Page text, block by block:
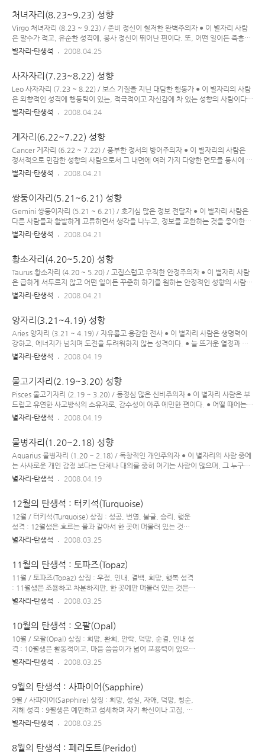
외모를 잘 가꿀 줄도 안다. 또, 기본적으로 평화를 사랑하며 예의 바르고 사교적인 성
향의 사람들이다. ● 이 별자리 사람은 극단적인 상황, 극단적인 견해를 싫어하며 타
인이 자신에 대해 비판을 가하는 것 또한 견디기 힘들어한다. ● 이들은 타인들과의
관계에 있어서 양보도 잘하고, 별 트..
처녀자리(8.23~9.23) 성향
Virgo 처녀자리 (8.23 ~ 9.23) / 준비 정신이 철저한 완벽주의자 ● 이 별자리 사람
은 말수가 적고, 유순한 성격에, 봉사 정신이 뛰어난 편이다. 또, 어떤 일이든 즉흥적
으로 처리하기 보다는 철저하게 계획을 세워서 행하기를 원하는 완벽주의자이다. ●
고 분석적이며 완벽주의자적인 성향을 보이고, 사물에 대한 기준치가 높아서 때론 자
기 기준에 맞지 않는 타인에 대해 배척하게 됨으로써 까다로운 사람이란 인상을 심어
주기도 한다. ● 이 별자리의 사람은 정확하고 섬세한 성격에, 매사 조심성이 있고 부
지런하며, 계획적이고 현실적인 성향을 지니..
별자리-탄생석 2008.04.25
사자자리(7.23~8.22) 성향
Leo 사자자리 (7.23 ~ 8.22) / 보스 기질을 지닌 대담한 행동가 ● 이 별자리의 사람
은 외향적인 성격에 행동력이 있는, 적극적이고 자신감에 차 있는 성향의 사람이다.
기본적인 리더쉽이 있으며, 자신이 남에게 명령을 받거나 이끌려 가는 것은 싫어한
로 관대한 편이다. ● 사자자리 사람은 대담하고 정열적이며, 때론 성질 급한 면을 보
이기도 한다. 대체로는 따뜻하고 밝은 기운을 가진 사람들이기에 우울증에 빠진다거
나 하는 일은 드물며, 의지와 용기가 강한 성격의 사람들이다. ● 하지만 때론, 지나치
게 리더쉽이 강한 나머지 타인의 영역에 대해..
별자리-탄생석 2008.04.24
게자리(6.22~7.22) 성향
Cancer 게자리 (6.22 ~ 7.22) / 풍부한 정서의 방어주의자 ● 이 별자리의 사람은
정서적으로 민감한 성향의 사람으로서 그 내면에 여러 가지 다양한 면모를 동시에 가
지고 있기에, 한 마디로 딱 잘라 표현할 수 없는 복잡한 내면의 소유자이다. ● 비교적
나치게 감정적으로 치우치기도 하고, 종종 침울한 상태에 곧잘 빠지기도 한다. ● 게
자리 성향의 사람은 상처받은 일을 쉽게 잊지 못하며, 타인의 감정에 민감하게 반응
하고 타인에 대한 배려가 뛰어난 편이지만 자칫 타인에 대한 지나친 간섭으로 갈등을
일으킬 수도 있다. ● 이 별자리의 사..
별자리-탄생석 2008.04.21
쌍둥이자리(5.21~6.21) 성향
Gemini 쌍둥이자리 (5.21 ~ 6.21) / 호기심 많은 정보 전달자 ● 이 별자리 사람은
다른 사람들과 활발하게 교류하면서 생각을 나누고, 정보를 교환하는 것을 좋아한
다. ● 쌍둥이자리 사람은 호기심이 굉장히 많으며 늘 새로운 정보에 목말라 하고, 타
리 있게 잘 한다. ● 호기심이 많아서 새로운 일을 잘 벌이지만, 이내 또 다른 새로운
흥미거리를 찾아 나서기도 하므로 한 가지 일을 꾸준하게 하는 지속성은 좀 부족한
편이다. ● 때론 잔머리를 굴리거나 변덕스러운 성향을 보이기도 하며, 쓸데없는 정보
에 관심을 가지기도 한다. ● 이 별자리의..
별자리-탄생석 2008.04.21
황소자리(4.20~5.20) 성향
Taurus 황소자리 (4.20 ~ 5.20) / 고집스럽고 우직한 안정주의자 ● 이 별자리 사람
은 급하게 서두르지 않고 어떤 일이든 꾸준히 하기를 원하는 안정적인 성향의 사람이
다. 약간 보수적인 면도 있으며, 고집이 센 편이다. ● 황소자리 사람은 강한 의지력을
● 이 별자리의 사람은 음악과 미술 등 아름다운 것을 좋아하며, 그런 분야에 재능을
가지고 있는 경우도 많다. 하지만 지나치게 화려하고 아름다운 것을 추구하다가 자칫
쾌락에 탐닉하는 감각주의자로 전락할 위험도 있기에, 그것에 대해 조심할 필요가 있
다. ● 또한, 움직임이 적은 반면 음식을..
별자리-탄생석 2008.04.21
양자리(3.21~4.19) 성향
Aries 양자리 (3.21 ~ 4.19) / 자유롭고 용감한 전사 ● 이 별자리 사람은 생명력이
강하고, 에너지가 넘치며 도전을 두려워하지 않는 성격이다. ● 늘 뜨거운 열정과 에
너지로 가득 차 있고, 다소 충동적인 면도 있으며 개척 정신이 강한 편이다. 또한, 자
속하지 못하고 중간에 그만둬 버리는 경향도 있다. ● 자기 중심적인 성향이 강하여,
때론 주변 상황을 별로 고려하지 않거나 너무 자기 중심적으로 흐르게 되어 무모함으
로 변질될 수도 있다. ● 창의적이고, 새로운 것을 좋아하는 양자리의 사람은 새로운
도전 없이 지루하게 반복되는 ..
별자리-탄생석 2008.04.19
물고기자리(2.19~3.20) 성향
Pisces 물고기자리 (2.19 ~ 3.20) / 동정심 많은 신비주의자 ● 이 별자리 사람은 부
드럽고 유연한 사고방식의 소유자로, 감수성이 아주 예민한 편이다. ● 어떨 때에는
아주 밝고 명랑한 모습을 보이다가도, 또 어떤 때는 무기력하고 우울한 모습을 보이
다소 비현실적인 면도 있다. 또한 자신의 감정을 잘 감추지 못하는 성격으로, 그런 것
때문에 대인 관계에 어려움을 겪기도 한다. ● 물고기자리의 사람은 현실성이 조금 떨
어지는 신비주의자로, 이성적이고 논리적인 것 보다는 직관력이나 정서에 따라 움직
이는 경향이 있고 정신적인 영역,..
별자리-탄생석 2008.04.19
물병자리(1.20~2.18) 성향
Aquarius 물병자리 (1.20 ~ 2.18) / 독창적인 개인주의자 ● 이 별자리의 사람 중에
는 사사로운 개인 감정 보다는 단체나 대의를 중히 여기는 사람이 많으며, 그 누구나
공평하게 대하기를 좋아한다. 물병자리의 사람들은 대체로 인도주의적인 정신의 소
은 좀처럼 자신의 주장을 굽히지 않지만, 일단 자신의 견해가 틀렸다는 게 확실히 드
러나면 스스로 실수를 인정하는 솔직함도 가지고 있다. ● 물병자리의 사람은 독창적
이고 창의력이 있으며, 지적이고 독립적인 성향의 사람으로.. 다른 별자리 사람에 비
해 개인주의적인 성향이 가장 강한 편이다..
별자리-탄생석 2008.04.19
12월의 탄생석 : 터키석(Turquoise)
12월 / 터키석(Turquoise) 상징 : 성공, 번영, 불굴, 승리, 행운
성격 : 12월생은 흐르는 물과 같아서 한 곳에 머물러 있는 것을
좋아하지 않는다. 바쁘게 움직일수록 신명이 나고 즐거운 스타
렵함과 민첩함이 특징이니 살이 찌지 않도록 주의하는 것이 좋으
며, 살이 찌게 되면 매사에 자신의 특성을 발휘하지 못할 수도 있
다. 12월생은 변화에 강하고, 그 변화 또한 다양하다. 처세술이
좋으며 애교가 있고, 한 곳에 머물러 있는 것보다 돌아 다니는 것
람..
별자리-탄생석 2008.03.25
11월의 탄생석 : 토파즈(Topaz)
11월 / 토파즈(Topaz) 상징 : 우정, 인내, 결백, 희망, 행복 성격
: 11월생은 조용하고 차분하지만, 한 곳에만 머물러 있는 것은
좋지 않다. 이것저것 가리지 않고 잘 먹는 편으로, 식복과 식탐을
소리를 싫어한다. 내버려 두면 잘 하지만, 간섭하면 행하기 싫어
지니 반항심이 있다. 또, 열등 의식을 가지고 있으며 자존심이 강
하다. 창의성이 강해 남들이 행하는 평범함 보다는 독특하고 이
색적인 것에 관심이 많다. 심술이 많아서 억지를 잘 부리며 질투
하..
별자리-탄생석 2008.03.25
10월의 탄생석 : 오팔(Opal)
10월 / 오팔(Opal) 상징 : 희망, 환희, 안락, 덕망, 순결, 인내 성
격 : 10월생은 활동적이고, 마음 씀씀이가 넓어 포용력이 있으며
사람들을 편안하게 해 준다. 언변이 좋지만, 조금은 직선적이며
이 강해 주어진 일에 대해선 최선을 다하는 편이다. 정이 많은 편
이며, 인간적인 것에 약하며 대의적인 것을 좋아해 국가적인 일
에 관심이 많고, 정의감도 있다. 자기 합리화가 강해 어떤 일을
해도 크게 후회하지는 않으며, 잘못 되더라도 뒤끝이 없고 미련
으..
별자리-탄생석 2008.03.25
9월의 탄생석 : 사파이어(Sapphire)
9월 / 사파이어(Sapphire) 상징 : 희망, 성실, 자애, 덕망, 청순,
지혜 성격 : 9월생은 예민하고 섬세하며 자기 확신이나 고집, 주
장이 강한 편이다. 현실적인 사고는 강하나 집착하지 않는다. 보
대하지 않는 것이 좋다. 때로는 신경이 예민해서 날카롭고 차가
별자리-탄생석 2008.03.25
8월의 탄생석 : 페리도트(Peridot)